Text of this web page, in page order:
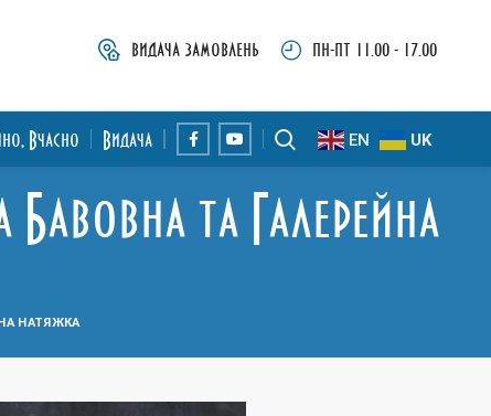
видача замовлень пн-пт 11.00 - 17.00
Вчасно Видача EN UK
та Галерейна
НАТЯЖКА